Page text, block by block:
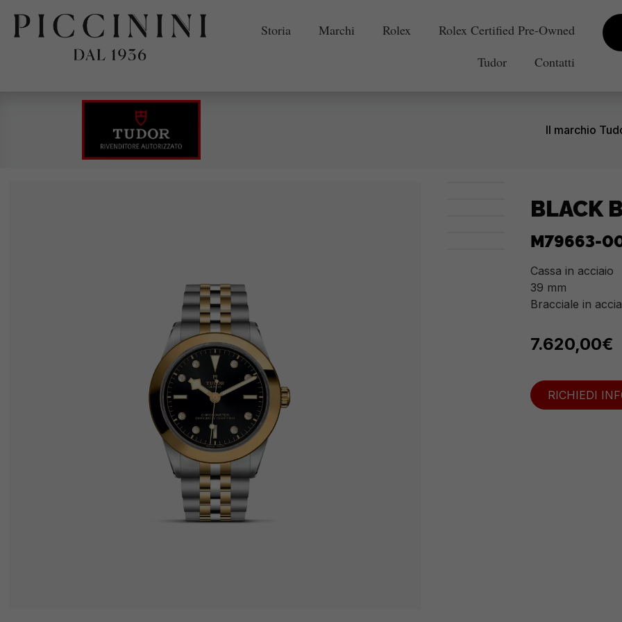
Storia Marchi Rolex
Rolex Certified Pre-Owned
Tudor
Contatti
Il marchio
BLACK
M79663-
Cassa in acciaio
39 mm
Bracciale in
7.620,00€
RICHIEDI